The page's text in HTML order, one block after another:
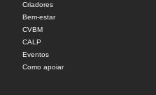
Criadores
Bem-estar
CVBM
CALP
Eventos
Como apoiar